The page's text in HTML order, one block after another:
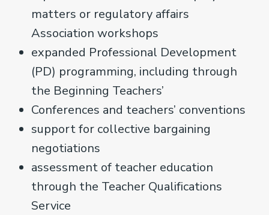
matters or regulatory affairs
Association workshops
expanded Professional Development
(PD) programming, including through
the Beginning Teachers’
Conferences and teachers’ conventions
support for collective bargaining
negotiations
assessment of teacher education
through the Teacher Qualifications
Service